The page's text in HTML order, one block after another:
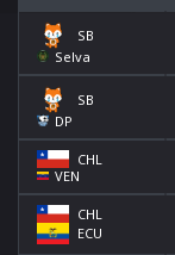
SB
Selva
SB
DP
CHL
VEN
CHL
ECU